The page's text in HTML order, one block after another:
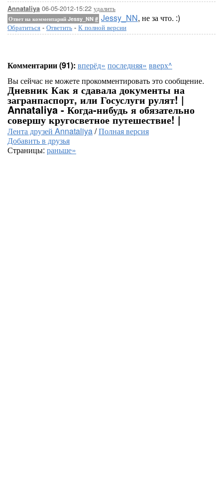
Annataliya 06-05-2012-15:22 удалить
Ответ на комментарий Jessy_NN # Jessy_NN, не за что. :)
Обратиться - Ответить - К полной версии
Комментарии (91): вперёд» последняя» вверх^
Вы сейчас не можете прокомментировать это сообщение.
Дневник Как я сдавала документы на
загранпаспорт, или Госуслуги рулят! |
Annataliya - Когда-нибудь я обязательно
совершу кругосветное путешествие! |
Лента друзей Annataliya/Полная версия
Добавить в друзья
Страницы: раньше»